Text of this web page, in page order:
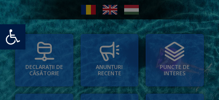
Deschide bara de unelte
DECLARAȚII DE
CĂSĂTORIE
ANUNȚURI
RECENTE
PUNCTE DE
INTERES